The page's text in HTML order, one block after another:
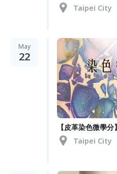
Taipei City
May
22
【皮革染色微學分】
Taipei City